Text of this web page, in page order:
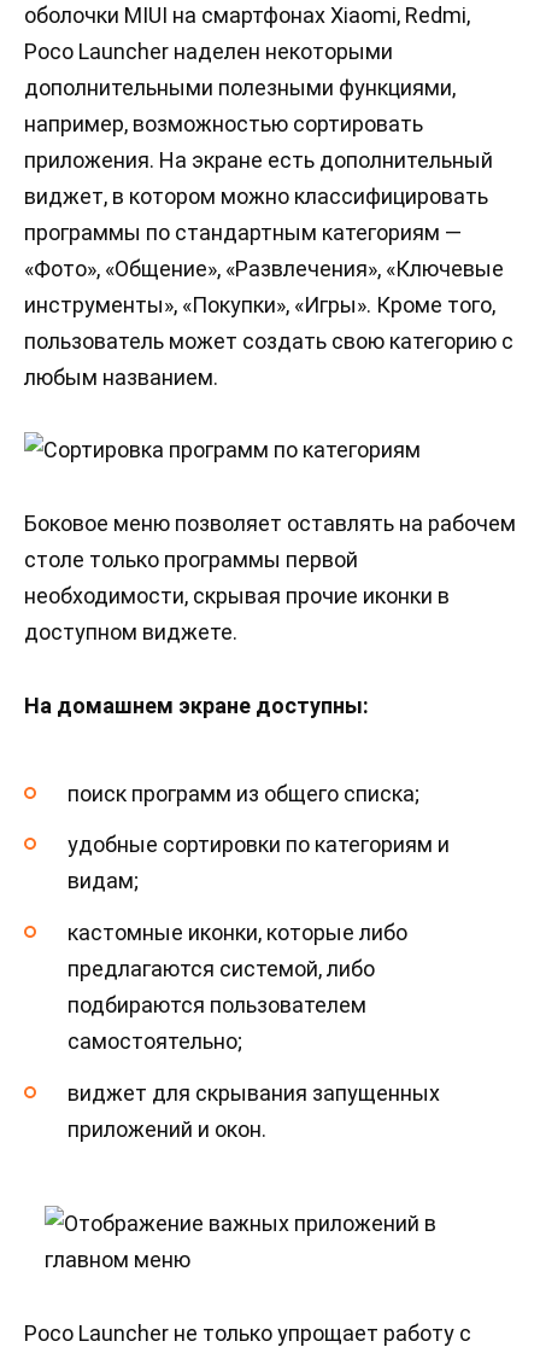
оболочки MIUI на смартфонах Xiaomi, Redmi,
Poco Launcher наделен некоторыми
дополнительными полезными функциями,
например, возможностью сортировать
приложения. На экране есть дополнительный
виджет, в котором можно классифицировать
программы по стандартным категориям —
«Фото», «Общение», «Развлечения», «Ключевые
инструменты», «Покупки», «Игры». Кроме того,
пользователь может создать свою категорию с
любым названием.
Боковое меню позволяет оставлять на рабочем
столе только программы первой
необходимости, скрывая прочие иконки в
доступном виджете.
На домашнем экране доступны:
поиск программ из общего списка;
удобные сортировки по категориям и
видам;
кастомные иконки, которые либо
предлагаются системой, либо
подбираются пользователем
самостоятельно;
виджет для скрывания запущенных
приложений и окон.
Poco Launcher не только упрощает работу с